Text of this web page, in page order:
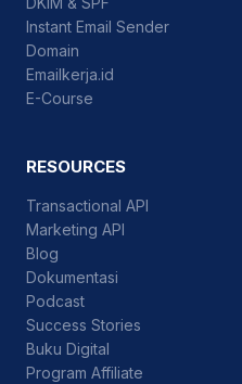
Instant Email Sender
Domain
Emailkerja.id
E-Course
RESOURCES
Transactional API
Marketing API
Blog
Dokumentasi
Podcast
Success Stories
Buku Digital
Program Affiliate